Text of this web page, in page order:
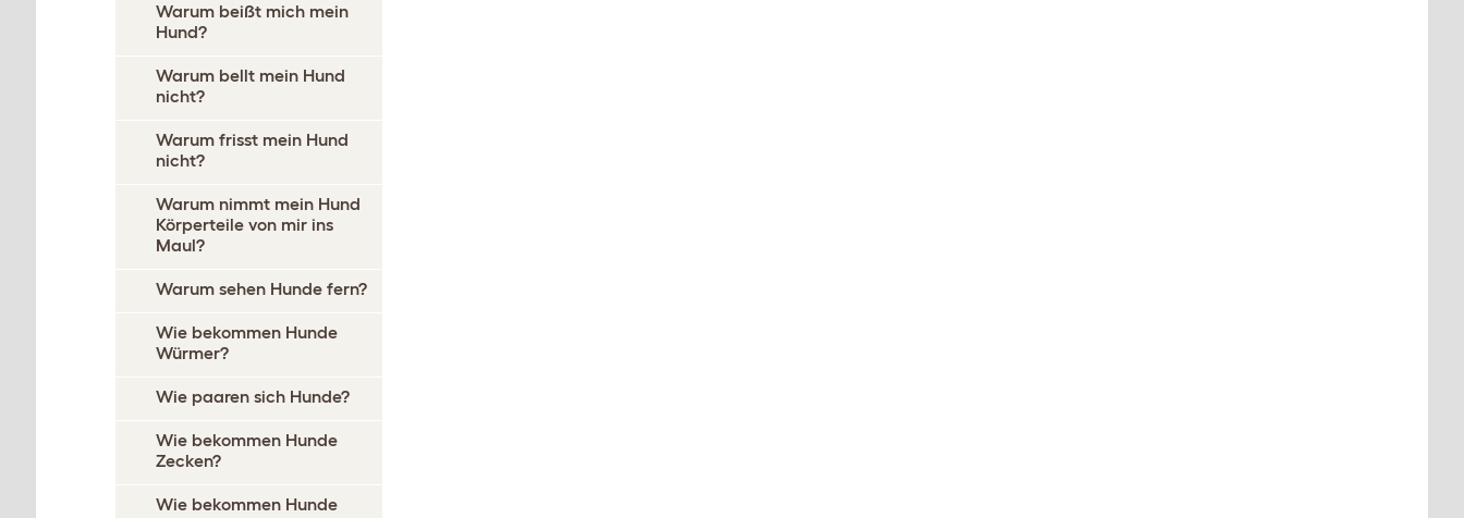
Warum beißt mich mein
Hund?
Warum bellt mein Hund
nicht?
Warum frisst mein Hund
nicht?
Warum nimmt mein Hund
Körperteile von mir ins
Maul?
Warum sehen Hunde fern?
Wie bekommen Hunde
Würmer?
Wie paaren sich Hunde?
Wie bekommen Hunde
Zecken?
Wie bekommen Hunde